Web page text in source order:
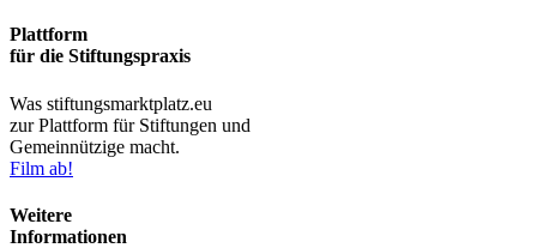
Plattform
für die Stiftungspraxis
Was stiftungsmarktplatz.eu
zur Plattform für Stiftungen und
Gemeinnützige macht.
Film ab!
Weitere
Informationen